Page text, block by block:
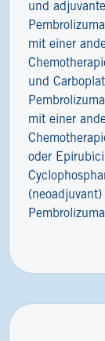
und
mit einer
und
mit einer
oder
(neoadjuvant)